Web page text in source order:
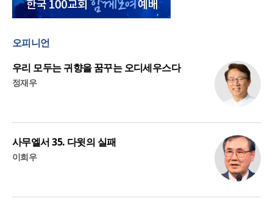
오피니언
우리 모두는 귀향을 꿈꾸는 오디세우스다
정재우
사무엘서 35. 다윗의 실패
이희우